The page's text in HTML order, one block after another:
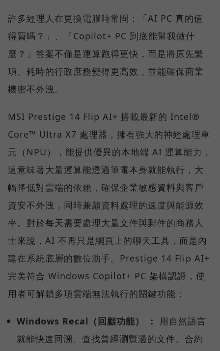
許多經理人在更換電腦時常問：「AI PC 真的值
得買嗎？」、「Copilot+ PC 到底能幫我做什
麼？」答案不僅是運算跑得更快，而是將原先繁
瑣、耗時的行政庶務變得更高效，並能確保商業
機密不外洩。
MSI Prestige 14 Flip AI+ 搭載最新的 Intel®
Core™ Ultra X7 處理器，擁有強大的神經處理單
元（NPU），能提供優異的本地端 AI 運算能力，
這意味著大量運算能透過筆電本身就能執行，大
幅降低對雲端的依賴，確保企業敏感資料與客戶
資安不外洩，同時兼顧資料處理的速度與能源效
率。對於每天需要處理大量文件與郵件的商務人
士來說，AI 不再只是網頁上的聊天工具，而是內
建在系統底層的數位助手。Prestige 14 Flip AI+
完美符合 Windows Copilot+ PC 架構認證，使
用者可解鎖多項雲端無法執行的關鍵功能：
Windows Recal（回顧功能） ：
用自然語言
就能快速回溯、查找曾經瀏覽過的文件、合約